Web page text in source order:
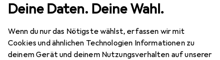
Deine Daten. Deine Wahl.
Wenn du nur das Nötigste wählst, erfassen wir mit
Cookies und ähnlichen Technologien Informationen zu
deinem Gerät und deinem Nutzungsverhalten auf unserer
Biotherm Biocils wasserfester Augen-Make-up-Entferner
2 Bilder